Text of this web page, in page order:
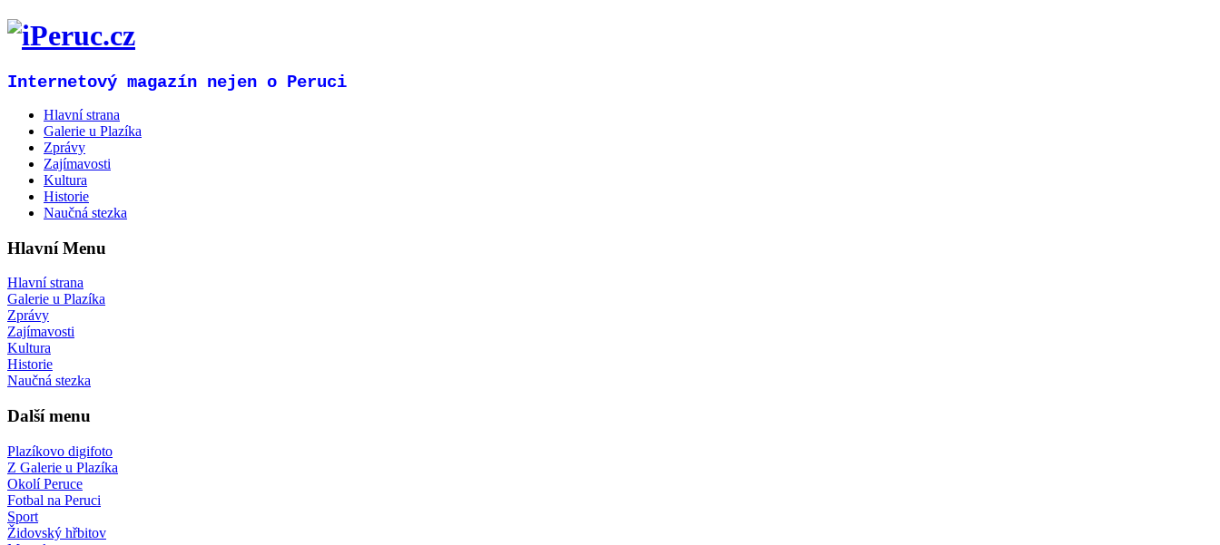
Internetový magazín nejen o Peruci
Hlavní strana
Galerie u Plazíka
Zprávy
Zajímavosti
Kultura
Historie
Naučná stezka
Hlavní Menu
Hlavní strana
Galerie u Plazíka
Zprávy
Zajímavosti
Kultura
Historie
Naučná stezka
Další menu
Plazíkovo digifoto
Z Galerie u Plazíka
Okolí Peruce
Fotbal na Peruci
Sport
Židovský hřbitov